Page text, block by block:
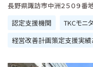
長野県諏訪市中洲２５０９番
認定支援機関
TKCモニ
経営改善計画策定支援実績